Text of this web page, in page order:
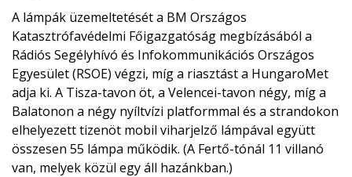
A lámpák üzemeltetését a BM Országos
Katasztrófavédelmi Főigazgatóság megbízásából a
Rádiós Segélyhívó és Infokommunikációs Országos
Egyesület (RSOE) végzi, míg a riasztást a HungaroMet
adja ki. A Tisza-tavon öt, a Velencei-tavon négy, míg a
Balatonon a négy nyíltvízi platformmal és a strandokon
elhelyezett tizenöt mobil viharjelző lámpával együtt
összesen 55 lámpa működik. (A Fertő-tónál 11 villanó
van, melyek közül egy áll hazánkban.)